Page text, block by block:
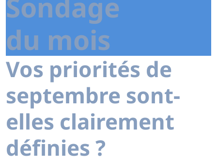
du mois
Vos priorités de
septembre sont-
elles clairement
définies ?